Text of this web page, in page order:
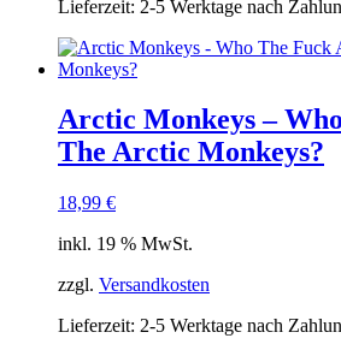
Lieferzeit: 2-5 Werktage nach
Arctic Monkeys –
The Arctic Monkeys?
18,99 €
inkl. 19 % MwSt.
zzgl. Versandkosten
Lieferzeit: 2-5 Werktage nach